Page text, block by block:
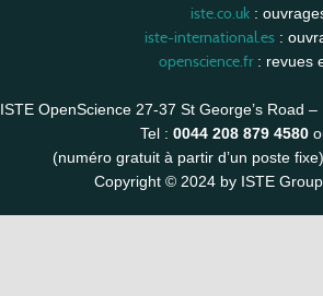
iste.co.uk :
iste-international.es:
openscience.fr: revues
ISTE OpenScience 27-37 St George’s Road
Tel : 0044 208 879 4580
(numéro gratuit à partir d’un poste fixe)
Copyright © 2024 by ISTE